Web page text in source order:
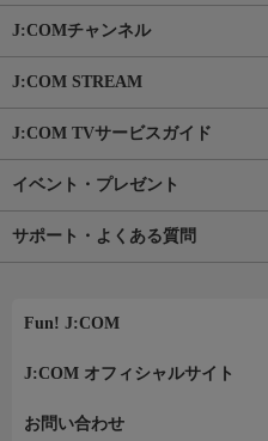
J:COMチャンネル
J:COM STREAM
J:COM TVサービスガイド
イベント・プレゼント
サポート・よくある質問
Fun! J:COM
J:COM オフィシャルサイト
お問い合わせ